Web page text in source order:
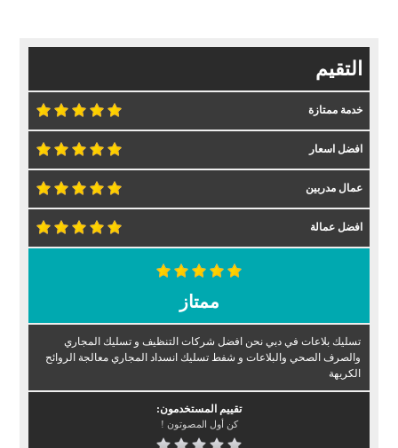
التقيم
خدمة ممتازة
افضل اسعار
عمال مدربين
افضل عمالة
ممتاز
تسليك بلاعات في دبي نحن افضل شركات التنظيف و تسليك المجاري
والصرف الصحي والبلاعات و شفط تسليك انسداد المجاري معالجة الروائح
الكريهة
تقييم المستخدمون:
كن أول المصوتون !